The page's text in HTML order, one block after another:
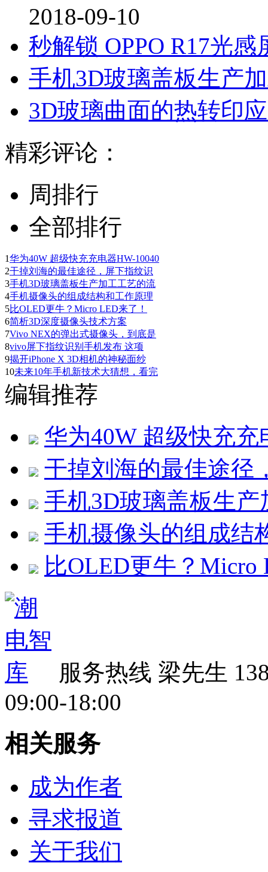
2018-09-10
秒解锁 OPPO R17光
手机3D玻璃盖板生产
3D玻璃曲面的热转印
精彩评论：
周排行
全部排行
1华为40W 超级快充充电器HW-10040
2干掉刘海的最佳途径，屏下指纹识
3手机3D玻璃盖板生产加工工艺的流
4手机摄像头的组成结构和工作原理
5比OLED更牛？Micro LED来了！
6简析3D深度摄像头技术方案
7Vivo NEX的弹出式摄像头，到底是
8vivo屏下指纹识别手机发布 这项
9揭开iPhone X 3D相机的神秘面纱
10未来10年手机新技术大猜想，看完
编辑推荐
华为40W 超级快充充
干掉刘海的最佳途径
手机3D玻璃盖板生
手机摄像头的组成结
比OLED更牛？Micro
服务热线 梁先生
09:00-18:00
相关服务
成为作者
寻求报道
关于我们